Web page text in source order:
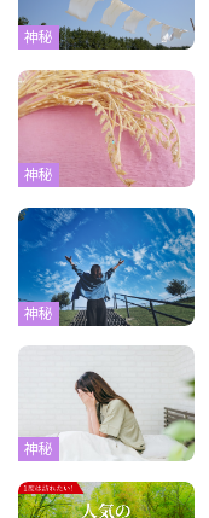
神秘
神秘
神秘
神秘